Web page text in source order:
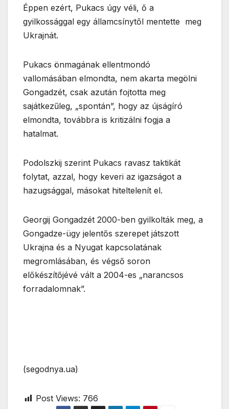
Éppen ezért, Pukacs úgy véli, ő a
gyilkossággal egy államcsínytől mentette meg
Ukrajnát.
Pukacs önmagának ellentmondó
vallomásában elmondta, nem akarta megölni
Gongadzét, csak azután fojtotta meg
sajátkezűleg, „spontán”, hogy az újságíró
elmondta, továbbra is kritizálni fogja a
hatalmat.
Podolszkij szerint Pukacs ravasz taktikát
folytat, azzal, hogy keveri az igazságot a
hazugsággal, másokat hiteltelenít el.
Georgij Gongadzét 2000-ben gyilkolták meg, a
Gongadze-ügy jelentős szerepet játszott
Ukrajna és a Nyugat kapcsolatának
megromlásában, és végső soron
előkészítőjévé vált a 2004-es „narancsos
forradalomnak”.
(segodnya.ua)
Post Views: 766